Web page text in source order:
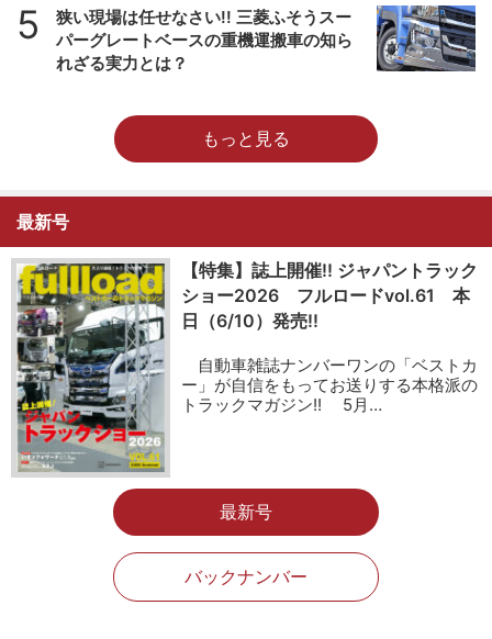
5
狭い現場は任せなさい!! 三菱ふそうスー
パーグレートベースの重機運搬車の知ら
れざる実力とは？
もっと見る
最新号
【特集】誌上開催!! ジャパントラック
ショー2026 フルロードvol.61 本
日（6/10）発売!!
自動車雑誌ナンバーワンの「ベストカ
ー」が自信をもってお送りする本格派の
トラックマガジン!! 5月…
最新号
バックナンバー